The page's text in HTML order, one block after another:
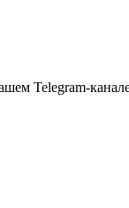
Telegram-